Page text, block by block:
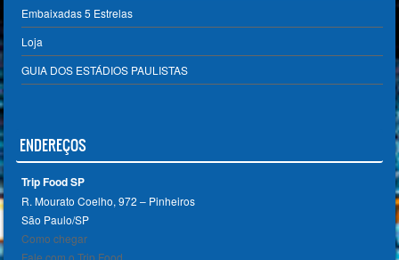
Embaixadas 5 Estrelas
Loja
GUIA DOS ESTÁDIOS PAULISTAS
ENDEREÇOS
Trip Food SP
R. Mourato Coelho, 972 – Pinheiros
São Paulo/SP ‎
Como chegar
Fale com o Trip Food